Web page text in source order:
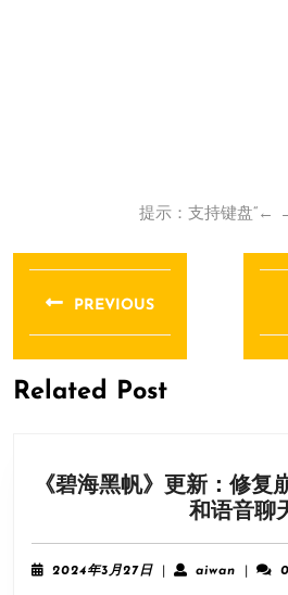
提示：支持键盘“←
文
导
航
PREVIOUS
post:
Related Post
《碧海黑帆》更新：修复
和语音聊
2024年3月27日2024
aiwanaiwan